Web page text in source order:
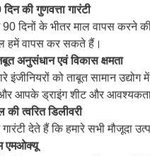
की गुणवत्ता गारंटी
90 दिनों के भीतर माल वापस करने
हमें वापस कर सकते हैं।
अनुसंधान एवं विकास क्षमता
इंजीनियरों को ताबूत सामान
आपके ड्राइंग शीट और
की त्वरित डिलीवरी
देते हैं कि हमारे सभी मौजूदा
एमओक्यू